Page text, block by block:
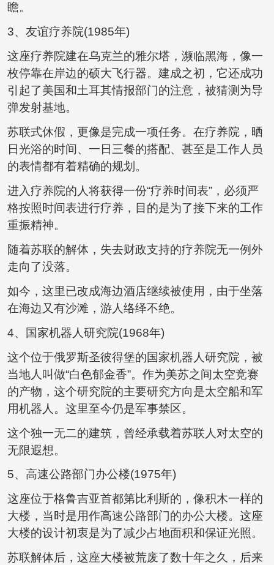
瞻。
3、友谊疗养院(1985年)
这座疗养院建在乌克兰的雅尔塔，濒临黑海，像一
枚停靠在岸边的硕大飞行器。建成之初，它还成功
引起了美国和土耳其情报部门的注意，被猜测为导
弹发射基地。
苏联式休假，更像是完成一项任务。在疗养院，晒
日光浴的时间、一日三餐的搭配、甚至是工作人员
的表情都有着精确的规划。
进入疗养院的人将获得一份“疗养时间表”，必须严
格按照时间表进行疗养，目的是为了接下来的工作
重振精神。
随着苏联的解体，失去财政支持的疗养院无一例外
走向了没落。
如今，这里已改成海边酒店继续被使用，由于坐落
在海边又有沙滩，游人络绎不绝。
4、国家机器人研究院(1968年)
这个位于俄罗斯圣彼得堡的国家机器人研究院，被
当地人叫做“白色郁金香”。作为美苏之间太空竞赛
的产物，这个研究院的主要研究方向是太空船和军
用机器人。这里至今仍是军事禁区。
这个独一无二的建筑，曾经承载着苏联人对太空的
无限遐想。
5、高速公路部门办公楼(1975年)
这座位于格鲁吉亚首都第比利斯的，像积木一样的
大楼，当时是用作高速公路部门的办公大楼。这座
大楼的设计初衷是为了减少占地面积和保证光照。
苏联解体后，这座大楼被荒废了数十年之久，后来